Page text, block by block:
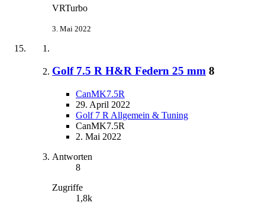
VRTurbo
3. Mai 2022
Golf 7.5 R H&R Federn 25 mm 8
CanMK7.5R
29. April 2022
Golf 7 R Allgemein & Tuning
CanMK7.5R
2. Mai 2022
Antworten
8
Zugriffe
1,8k